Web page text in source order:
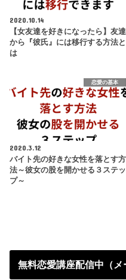
2020.10.14
【女友達を好きになったら】友達
から『彼氏』には移行する方法と
は
恋愛の基本
2020.3.12
バイト先の好きな女性を落とす方
法～彼女の股を開かせる３ステッ
プ～
無料恋愛講座配信中（メ